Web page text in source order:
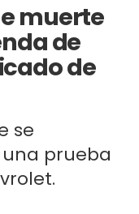
muerte
de
de
se
prueba